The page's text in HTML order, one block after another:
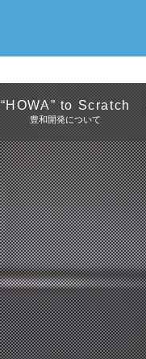
“HOWA” to Scratch
豊和開発について